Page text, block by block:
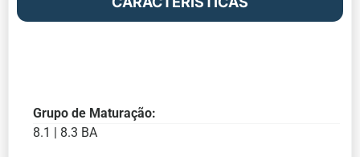
Grupo de Maturação:
8.1 | 8.3 BA